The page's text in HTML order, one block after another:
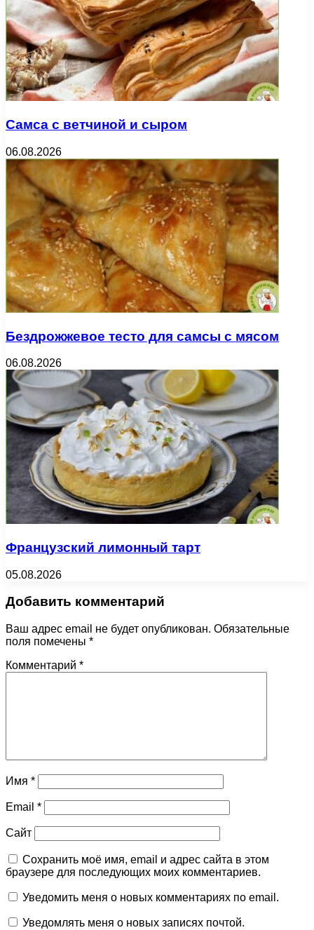
Самса с ветчиной и сыром
06.08.2026
Бездрожжевое тесто для самсы с мясом
06.08.2026
Французский лимонный тарт
05.08.2026
Добавить комментарий
Ваш адрес email не будет опубликован. Обязательные
поля помечены *
Комментарий *
Имя *
Email *
Сайт
Сохранить моё имя, email и адрес сайта в этом
браузере для последующих моих комментариев.
Уведомить меня о новых комментариях по email.
Уведомлять меня о новых записях почтой.